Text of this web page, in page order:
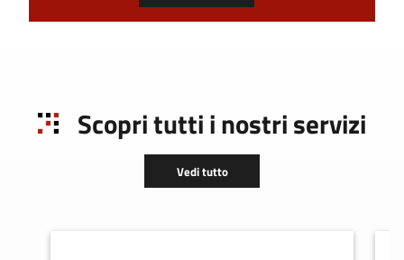
Scopri tutti i nostri servizi
Vedi tutto